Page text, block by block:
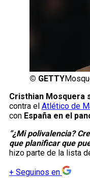
© GETTY
Cristhian Mosquera
contra el Atlético de
con España en el
“¿Mi polivalencia?
que planificar que
hizo parte de la lista
+ Seguinos en